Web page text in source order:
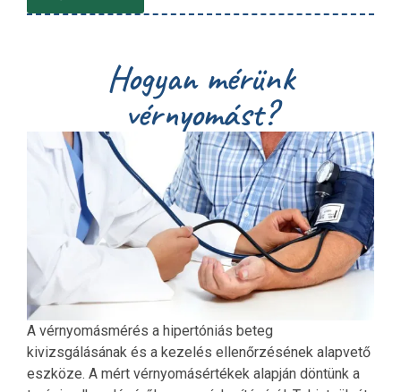
Hogyan mérünk
vérnyomást?
A vérnyomásmérés a hipertóniás beteg
kivizsgálásának és a kezelés ellenőrzésének alapvető
eszköze. A mért vérnyomásértékek alapján döntünk a